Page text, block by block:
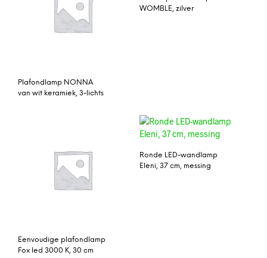
Plafondlamp NONNA
van wit keramiek, 3-lichts
WOMBLE, zilver
Eenvoudige plafondlamp
Fox led 3000 K, 30 cm
Ronde LED-wandlamp
Eleni, 37 cm, messing